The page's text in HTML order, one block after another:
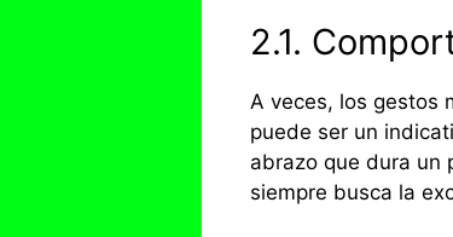
2.1.
A veces, los gestos
puede ser un
abrazo que dura un
siempre busca la